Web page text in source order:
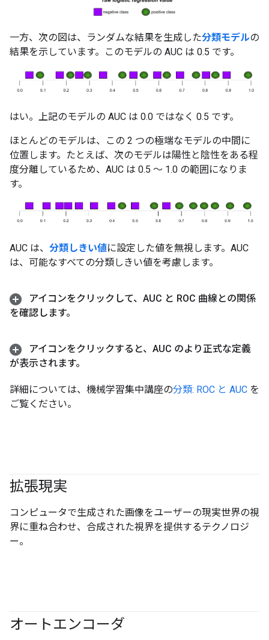
一方、次の図は、ランダムな結果を生成した分類モデルの
結果を示しています。このモデルの AUC は 0.5 です。
はい。上記のモデルの AUC は 0.0 ではなく 0.5 です。
ほとんどのモデルは、この 2 つの極端なモデルの中間に
位置します。たとえば、次のモデルは陽性と陰性をある程
度分離しているため、AUC は 0.5 ～ 1.0 の範囲になりま
す。
AUC は、 分類しきい値に設定した値を無視します。AUC
は、可能なすべての分類しきい値を考慮します。
アイコンをクリックして、AUC と ROC 曲線との関係
を確認します。
アイコンをクリックすると、AUC のより正式な定義
が表示されます。
詳細については、機械学習集中講座の分類: ROC と AUC を
ご覧ください。
拡張現実
コンピュータで生成された画像をユーザーの現実世界の視
界に重ね合わせ、合成された視界を提供するテクノロジ
ー。
オートエンコーダ